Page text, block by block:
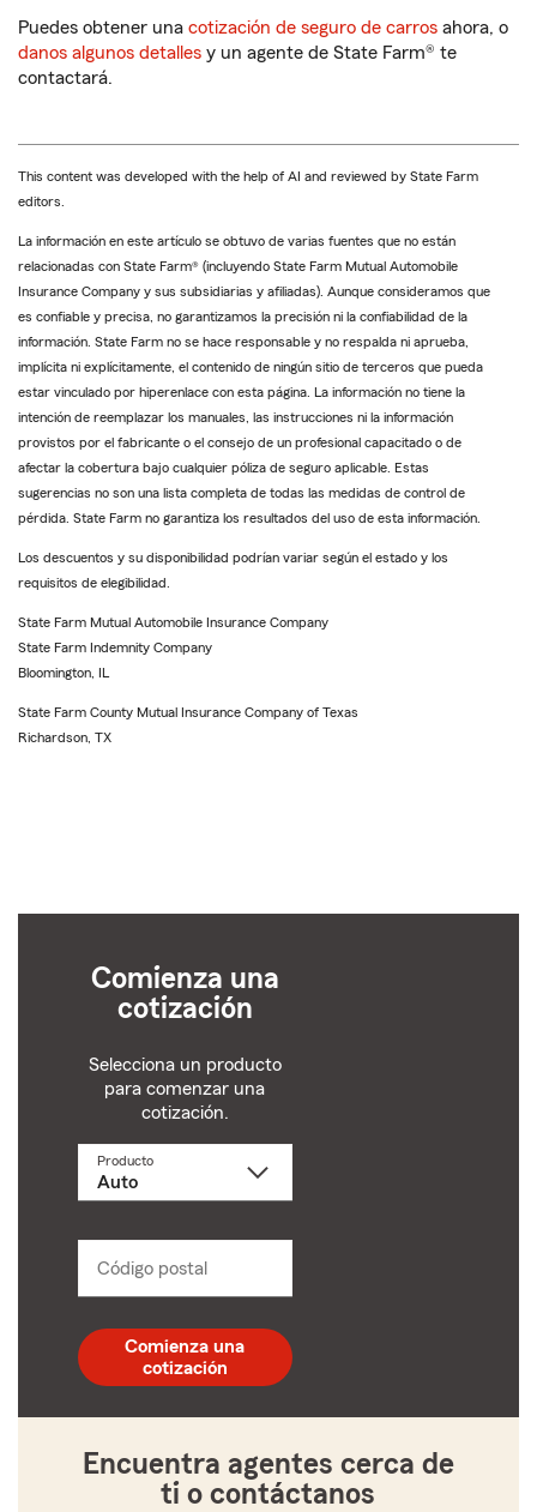
Puedes obtener una cotización de seguro de carros ahora, o
danos algunos detalles y un agente de State Farm® te
contactará.
This content was developed with the help of AI and reviewed by State Farm
editors.
La información en este artículo se obtuvo de varias fuentes que no están
relacionadas con State Farm® (incluyendo State Farm Mutual Automobile
Insurance Company y sus subsidiarias y afiliadas). Aunque consideramos que
es confiable y precisa, no garantizamos la precisión ni la confiabilidad de la
información. State Farm no se hace responsable y no respalda ni aprueba,
implícita ni explícitamente, el contenido de ningún sitio de terceros que pueda
estar vinculado por hiperenlace con esta página. La información no tiene la
intención de reemplazar los manuales, las instrucciones ni la información
provistos por el fabricante o el consejo de un profesional capacitado o de
afectar la cobertura bajo cualquier póliza de seguro aplicable. Estas
sugerencias no son una lista completa de todas las medidas de control de
pérdida. State Farm no garantiza los resultados del uso de esta información.
Los descuentos y su disponibilidad podrían variar según el estado y los
requisitos de elegibilidad.
State Farm Mutual Automobile Insurance Company
State Farm Indemnity Company
Bloomington, IL
State Farm County Mutual Insurance Company of Texas
Richardson, TX
Comienza una
cotización
Selecciona un producto
para comenzar una
cotización.
ProductoSelecciona
Código postal
postal
de
5
Comienza una
cotización
Encuentra agentes cerca de
ti o contáctanos